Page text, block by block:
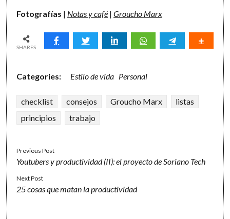
Fotografías | Notas y café |Groucho Marx
SHARES
Categories: Estilo de vida Personal
checklist consejos Groucho Marx
listas
principios
trabajo
Previous Post
Youtubers y productividad (II): el proyecto de Soriano Tech
Next Post
25 cosas que matan la productividad